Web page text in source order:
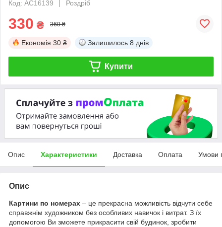
Код: AC16139
Роздріб
330 ₴ 360 ₴
Економія 30 ₴ Залишилось 8 днів
Купити
Опис Характеристики Доставка Оплата Умови
Опис
Картини по номерах – це прекрасна можливість відчути себе
справжнім художником без особливих навичок і витрат. З їх
допомогою Ви зможете прикрасити свій будинок, зробити